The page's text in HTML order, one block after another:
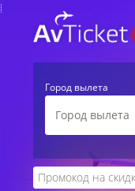
Город вылета